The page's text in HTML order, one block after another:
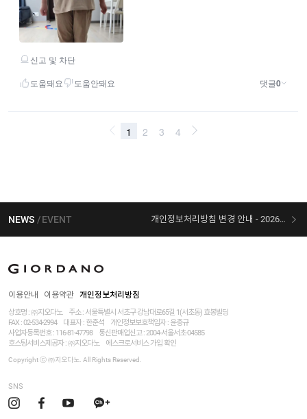
NEWS EVENT 개인정보처리방침 변경 안내 - 2026/07/30 시행
이용안내 이용약관 개인정보처리방침
상호명 : ㈜지오다노
주소 : 서울특별시 서초구 강남대로65길 1(서초동) 효봉빌딩
FAX : 02-534-2994
대표자 : 한준석 개인정보보호책임자 : 윤종규
사업자등록번호 : 116-81-47798
통신판매업신고 : 2004-서울서초-04585
호스팅서비스제공자 : ㈜지오다노
에스크로서비스 가입 확인
Copyright ⓒ ㈜지오다노. All Rights Reserved.
SNS